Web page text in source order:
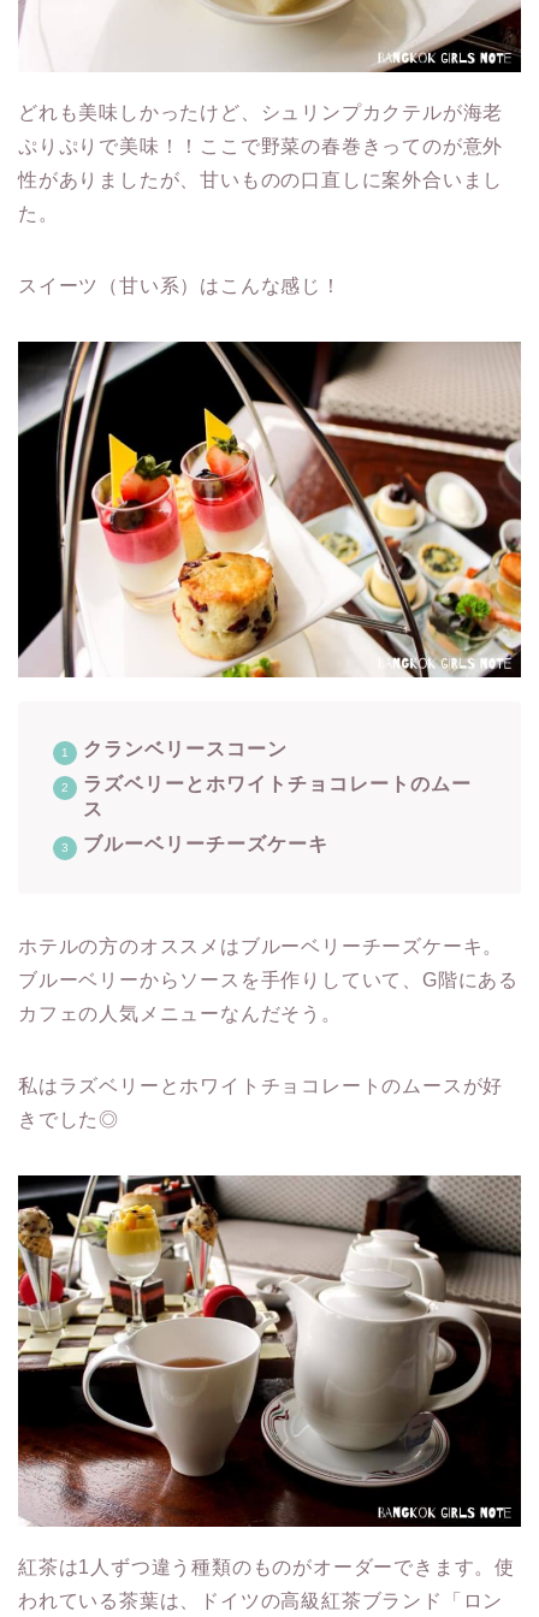
どれも美味しかったけど、シュリンプカクテルが海老
ぷりぷりで美味！！ここで野菜の春巻きってのが意外
性がありましたが、甘いものの口直しに案外合いまし
た。
スイーツ（甘い系）はこんな感じ！
クランベリースコーン
ラズベリーとホワイトチョコレートのムー
ス
ブルーベリーチーズケーキ
ホテルの方のオススメはブルーベリーチーズケーキ。
ブルーベリーからソースを手作りしていて、G階にある
カフェの人気メニューなんだそう。
私はラズベリーとホワイトチョコレートのムースが好
きでした◎
紅茶は1人ずつ違う種類のものがオーダーできます。使
われている茶葉は、ドイツの高級紅茶ブランド「ロン